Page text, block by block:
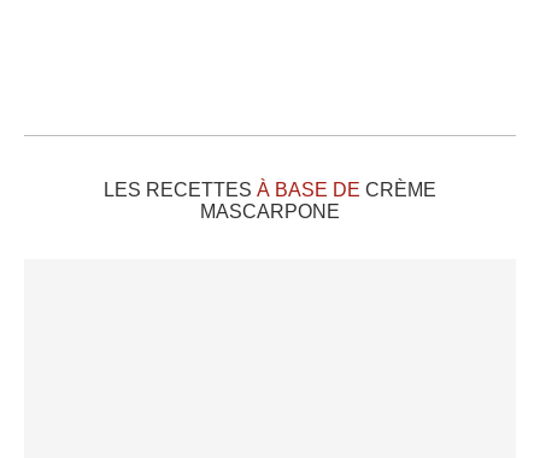
LES RECETTES À BASE DE CRÈME
MASCARPONE